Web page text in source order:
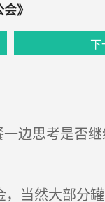
》
下
边思考是否
当然大部分